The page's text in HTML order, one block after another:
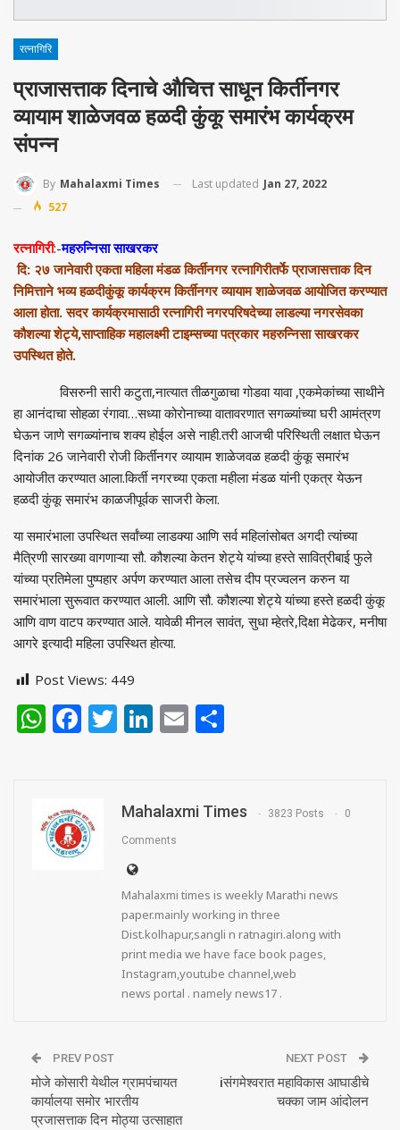
रत्नागिरि
प्राजासत्ताक दिनाचे औचित्त साधून किर्तीनगर
व्यायाम शाळेजवळ हळदी कुंकू समारंभ कार्यक्रम
संपन्न
By Mahalaxmi Times Last updated Jan 27, 2022
527
रत्नागिरी:-महरुन्निसा साखरकर
दि: २७ जानेवारी एकता महिला मंडळ किर्तीनगर रत्नागिरीतर्फे प्राजासत्ताक दिन
निमित्ताने भव्य हळदीकुंकू कार्यक्रम किर्तीनगर व्यायाम शाळेजवळ आयोजित करण्यात
आला होता. सदर कार्यक्रमासाठी रत्नागिरी नगरपरिषदेच्या लाडल्या नगरसेवका
कौशल्या शेट्ये,साप्ताहिक महालक्ष्मी टाइम्सच्या पत्रकार महरुन्निसा साखरकर
उपस्थित होते.
विसरुनी सारी कटुता,नात्यात तीळगुळाचा गोडवा यावा ,एकमेकांच्या साथीने
हा आनंदाचा सोहळा रंगावा…सध्या कोरोनाच्या वातावरणात सगळ्यांच्या घरी आमंत्रण
घेऊन जाणे सगळ्यांनाच शक्य होईल असे नाही.तरी आजची परिस्थिती लक्षात घेऊन
दिनांक 26 जानेवारी रोजी किर्तीनगर व्यायाम शाळेजवळ हळदी कुंकू समारंभ
आयोजीत करण्यात आला.किर्ती नगरच्या एकता महीला मंडळ यांनी एकत्र येऊन
हळदी कुंकू समारंभ काळजीपूर्वक साजरी केला.
या समारंभाला उपस्थित सर्वांच्या लाडक्या आणि सर्व महिलांसोबत अगदी त्यांच्या
मैत्रिणी सारख्या वागणाऱ्या सौ. कौशल्या केतन शेट्ये यांच्या हस्ते सावित्रीबाई फुले
यांच्या प्रतिमेला पुष्पहार अर्पण करण्यात आला तसेच दीप प्रज्वलन करुन या
समारंभाला सुरूवात करण्यात आली. आणि सौ. कौशल्या शेट्ये यांच्या हस्ते हळदी कुंकू
आणि वाण वाटप करण्यात आले. यावेळी मीनल सावंत, सुधा म्हेतरे,दिक्षा मेढेकर, मनीषा
आगरे इत्यादी महिला उपस्थित होत्या.
Post Views: 449
WhatsApp
Facebook
Twitter
LinkedIn
Email
Mahalaxmi Times 3823 Posts 0
Comments
Mahalaxmi times is weekly Marathi news
paper.mainly working in three
Dist.kolhapur,sangli n ratnagiri.along with
print media we have face book pages,
Instagram,youtube channel,web
news portal . namely news17 .
PREV POST
मोजे कोसारी येथील ग्रामपंचायत
कार्यालया समोर भारतीय
प्रजासत्ताक दिन मोठ्या उत्साहात
NEXT POST
iसंगमेश्वरात महाविकास आघाडीचे
चक्का जाम आंदोलन